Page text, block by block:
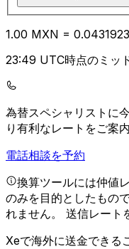
1.00 MXN = 0.04
23:49 UTC時点のミッ
為替スペシャリストに
り有利なレートをご案
電話相談を予約
換算ツールには仲値
のみを目的としたもの
れません。 送信レート
Xeで海外に送金できる